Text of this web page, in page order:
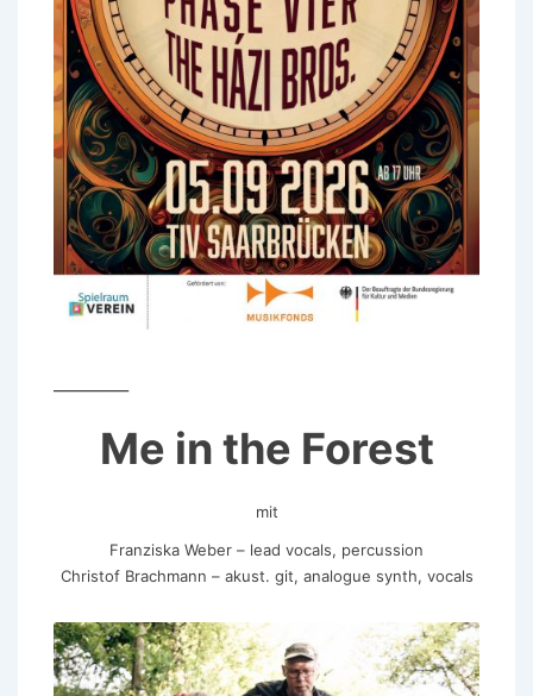
Me in the Forest
mit
Franziska Weber – lead vocals, percussion
Christof Brachmann – akust. git, analogue synth, vocals